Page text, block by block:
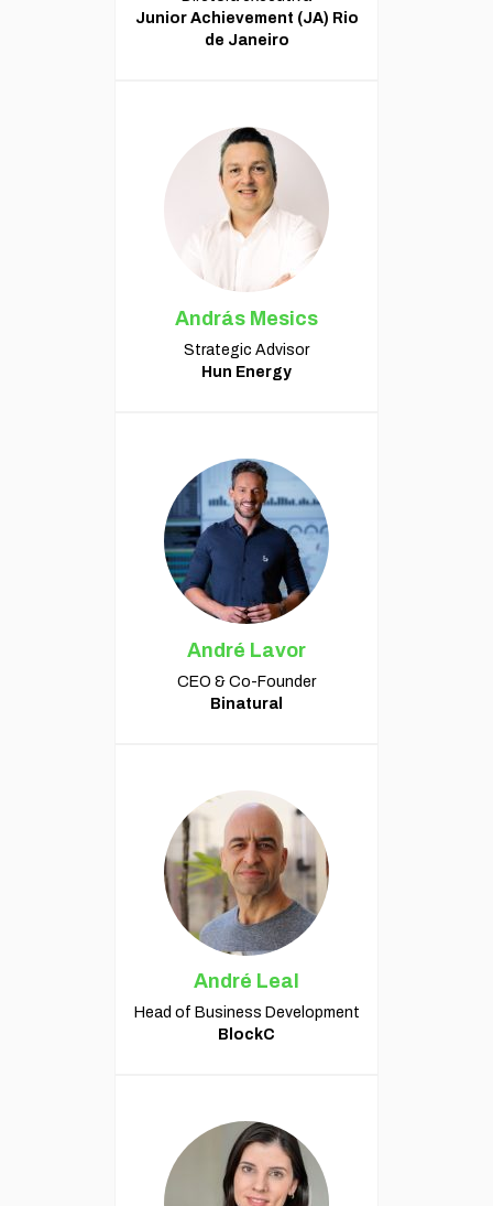
Junior Achievement (JA) Rio
de Janeiro
András Mesics
Strategic Advisor
Hun Energy
André Lavor
CEO & Co-Founder
Binatural
André Leal
Head of Business Development
BlockC